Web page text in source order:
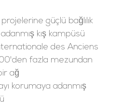
güçlü bağlılık
adanmış kış kampüsü
des Anciens
fazla mezundan
ağ
korumaya adanmış